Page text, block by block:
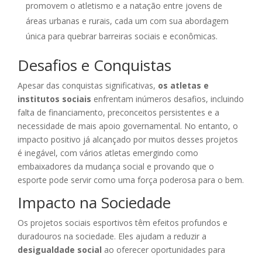
promovem o atletismo e a natação entre jovens de
áreas urbanas e rurais, cada um com sua abordagem
única para quebrar barreiras sociais e econômicas.
Desafios e Conquistas
Apesar das conquistas significativas, os atletas e
institutos sociais enfrentam inúmeros desafios, incluindo
falta de financiamento, preconceitos persistentes e a
necessidade de mais apoio governamental. No entanto, o
impacto positivo já alcançado por muitos desses projetos
é inegável, com vários atletas emergindo como
embaixadores da mudança social e provando que o
esporte pode servir como uma força poderosa para o bem.
Impacto na Sociedade
Os projetos sociais esportivos têm efeitos profundos e
duradouros na sociedade. Eles ajudam a reduzir a
desigualdade social ao oferecer oportunidades para